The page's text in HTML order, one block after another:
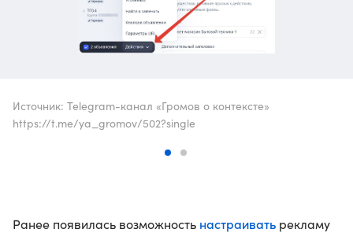
Источник: Telegram-канал «Громов о контексте»
https://t.me/ya_gromov/502?single
Ранее появилась возможность настраивать рекламу